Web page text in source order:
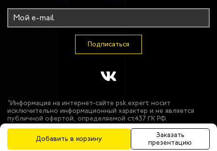
Добавить в корзину
Заказать
презентацию
Подписаться
"Информация на интернет-сайте psk.expert носит
исключительно информационный характер и не является
публичной офертой, определяемой ст.437 ГК РФ.
Производитель оставляет за собой право в одностороннем
порядке вносить изменения в состав материалов,
используемых в производстве продукции, при условии